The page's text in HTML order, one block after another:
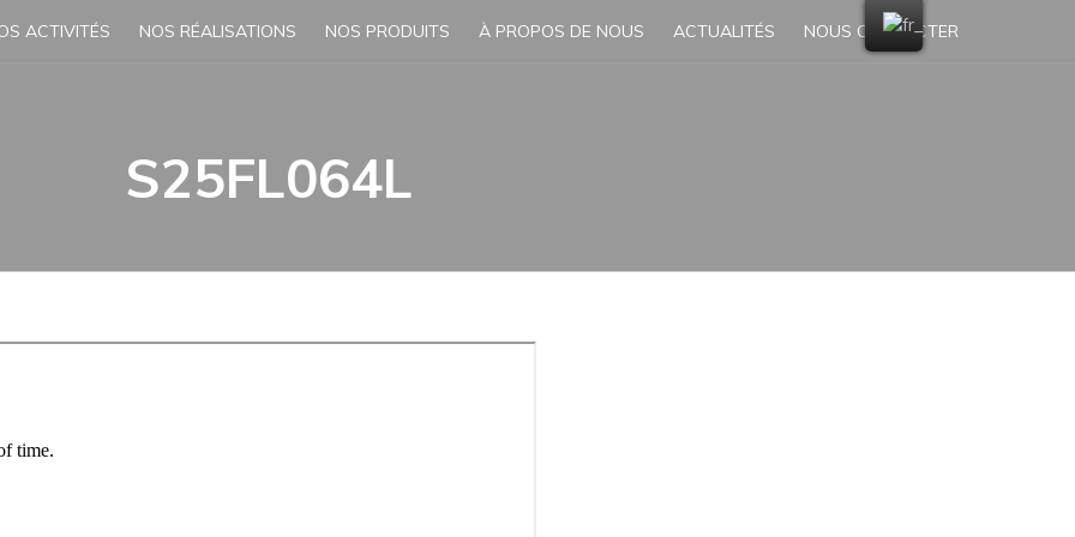
ACTIVITÉS NOS RÉALISATIONS NOS PRODUITS À PROPOS DE NOUS ACTUALITÉS NOUS CONTACTER
S25FL064L